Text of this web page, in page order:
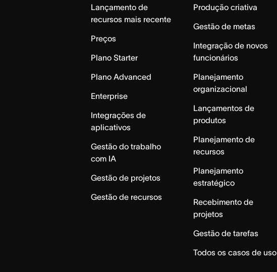
Lançamento de
recursos mais recente
Preços
Plano Starter
Plano Advanced
Enterprise
Integrações de
aplicativos
Gestão do trabalho
com IA
Gestão de projetos
Gestão de recursos
Produção criativa
Gestão de metas
Integração de novos
funcionários
Planejamento
organizacional
Lançamentos de
produtos
Planejamento de
recursos
Planejamento
estratégico
Recebimento de
projetos
Gestão de tarefas
Todos os casos de uso